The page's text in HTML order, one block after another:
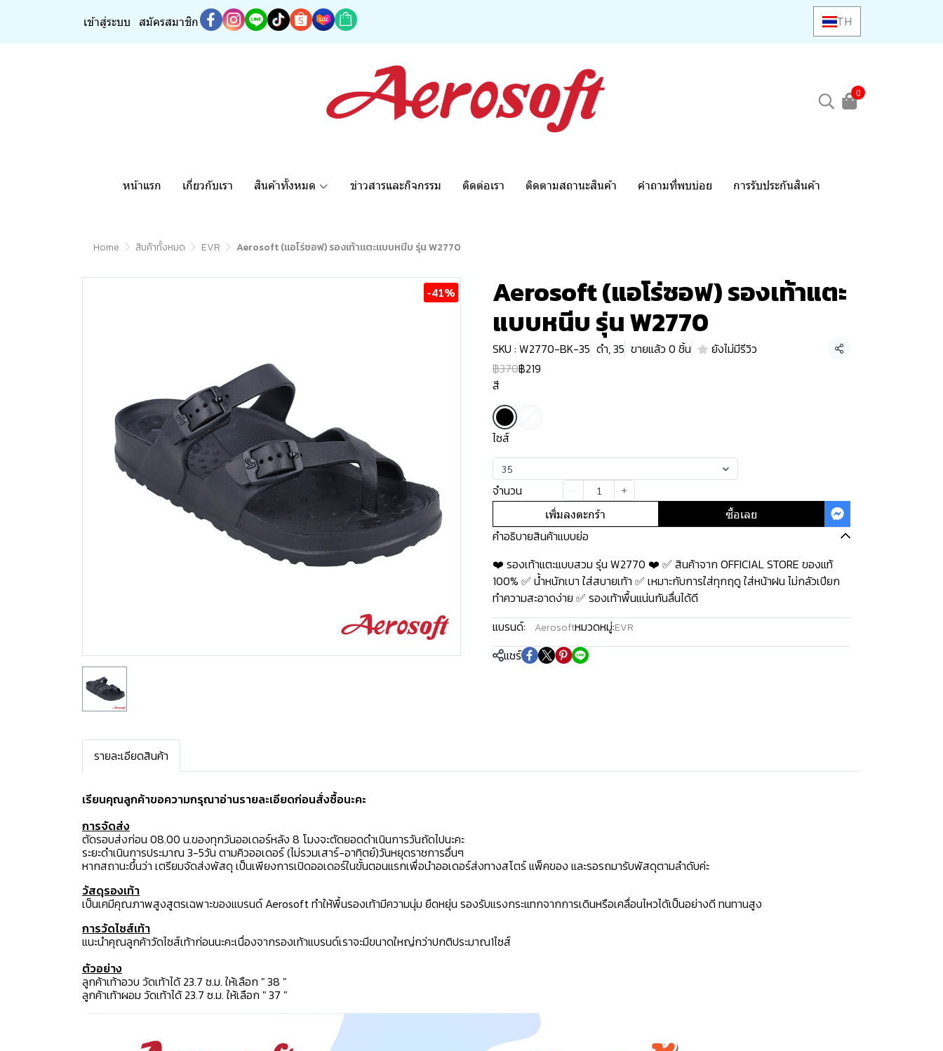
เข้าสู่ระบบ สมัครสมาชิก TH
0
หน้าแรก เกี่ยวกับเรา สินค้าทั้งหมด ข่าวสารและกิจกรรม ติดต่อเรา ติดตามสถานะสินค้า คำถามที่พบบ่อย การรับประกันสินค้า
Home สินค้าทั้งหมด EVR Aerosoft (แอโร่ซอฟ) รองเท้าแตะแบบหนีบ รุ่น W2770
-41% Aerosoft (แอโร่ซอฟ) รองเท้าแตะ
แบบหนีบ รุ่น W2770
SKU : W2770-BK-35 ดำ, 35 ขายแล้ว 0 ชิ้น ยังไม่มีรีวิว แชร์
฿370฿219
สี
ไซส์
35
จำนวน
เพิ่มลงตะกร้า ซื้อเลย
คำอธิบายสินค้าแบบย่อ
❤️ รองเท้าแตะแบบสวม รุ่น W2770 ❤️ ✅ สินค้าจาก OFFICIAL STORE ของแท้
100% ✅ น้ำหนักเบา ใส่สบายเท้า ✅ เหมาะกับการใส่ทุกฤดู ใส่หน้าฝน ไม่กลัวเปียก
ทำความสะอาดง่าย ✅ รองเท้าพื้นแน่นกันลื่นได้ดี
แบรนด์:
Aerosoftหมวดหมู่:EVR
แชร์
รายละเอียดสินค้า
เรียนคุณลูกค้าขอความกรุณาอ่านรายละเอียดก่อนสั่งซื้อนะคะ️
การจัดส่ง
ตัดรอบส่งก่อน 08.00 น.ของทุกวันออเดอร์หลัง 8 โมงจะตัดยอดดำเนินการวันถัดไปนะคะ
ระยะดำเนินการประมาณ 3-5วัน ตามคิวออเดอร์ (ไม่รวมเสาร์-อาทิตย์)วันหยุดราชการอื่นๆ
หากสถานะขึ้นว่า เตรียมจัดส่งพัสดุ เป็นเพียงการเปิดออเดอร์ในขั้นตอนแรกเพื่อนำออเดอร์ส่งทางสโตร์ แพ็คของ และรอรถมารับพัสดุตามลำดับค่ะ
วัสดุรองเท้า
เป็นเคมีคุณภาพสูงสูตรเฉพาะของแบรนด์ Aerosoft ทำให้พื้นรองเท้ามีความนุ่ม ยืดหยุ่น รองรับแรงกระแทกจากการเดินหรือเคลื่อนไหวได้เป็นอย่างดี ทนทานสูง
การวัดไซส์เท้า
แนะนำคุณลูกค้าวัดไซส์เท้าก่อนนะคะเนื่องจากรองเท้าแบรนด์เราจะมีขนาดใหญ่กว่าปกติประมาณ1ไซส์
ตัวอย่าง
ลูกค้าเท้าอวบ วัดเท้าได้ 23.7 ซ.ม. ให้เลือก " 38 "
ลูกค้าเท้าผอม วัดเท้าได้ 23.7 ซ.ม. ให้เลือก " 37 "